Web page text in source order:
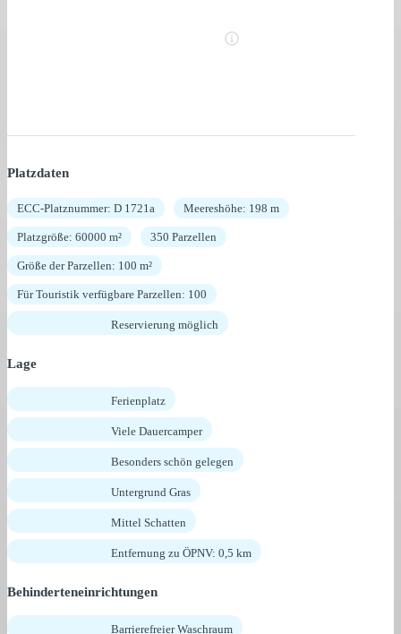
Platzdaten
ECC-Platznummer: D 1721a Meereshöhe: 198 m
Platzgröße: 60000 m² 350 Parzellen
Größe der Parzellen: 100 m²
Für Touristik verfügbare Parzellen: 100
Reservierung möglich
Lage
Ferienplatz
Viele Dauercamper
Besonders schön gelegen
Untergrund Gras
Mittel Schatten
Entfernung zu ÖPNV: 0,5 km
Behinderteneinrichtungen
Barrierefreier Waschraum